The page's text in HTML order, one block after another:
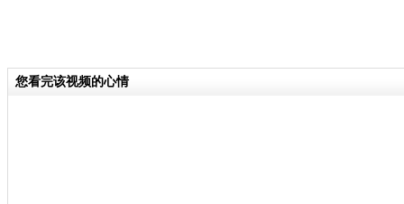
您看完该视频的心情